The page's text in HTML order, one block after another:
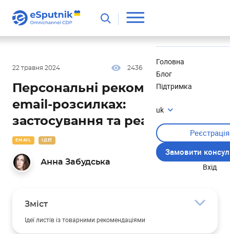
Головна
Блог
Підтримка
uk
Реєстрація
Замовити
Вхід
22 травня 2024 2436
EMAIL ІДЕЇ
Персональні рекомендації в
email-розсилках:
застосування та реалізація
Анна Забудська
Зміст
Ідеї листів із товарними рекомендаціями